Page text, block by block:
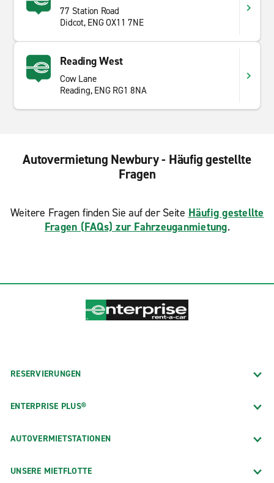
die Straßen schnell dünner, die Hügel der North
Wessex Downs übernehmen die Kontrolle und die
Grenze zu Hampshire ist nur wenige Minuten südlich.
Die Region eignet sich besser für kurze, malerische
Fahrten als lange Autobahnstrecken.
77 Station Road
Didcot, ENG OX11 7NE
Reading West
Cow Lane
Reading, ENG RG1 8NA
Autovermietung Newbury - Häufig gestellte
Fragen
Weitere Fragen finden Sie auf der Seite Häufig gestellte
Fragen (FAQs) zur Fahrzeuganmietung.
RESERVIERUNGEN
ENTERPRISE PLUS®
AUTOVERMIETSTATIONEN
UNSERE MIETFLOTTE